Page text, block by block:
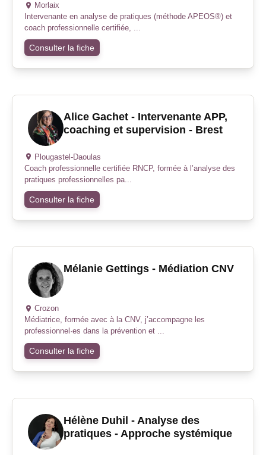
Morlaix
Intervenante en analyse de pratiques (méthode APEOS®) et
coach professionnelle certifiée, ...
Consulter la fiche
Alice Gachet - Intervenante APP,
coaching et supervision - Brest
Plougastel-Daoulas
Coach professionnelle certifiée RNCP, formée à l’analyse des
pratiques professionnelles pa...
Consulter la fiche
Mélanie Gettings - Médiation CNV
Crozon
Médiatrice, formée avec à la CNV, j’accompagne les
professionnel·es dans la prévention et ...
Consulter la fiche
Hélène Duhil - Analyse des
pratiques - Approche systémique